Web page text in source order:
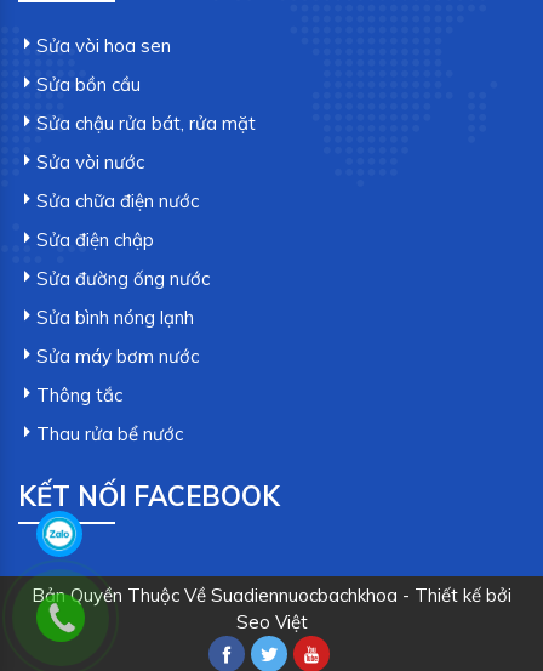
Sửa vòi hoa sen
Sửa bồn cầu
Sửa chậu rửa bát, rửa mặt
Sửa vòi nước
Sửa chữa điện nước
Sửa điện chập
Sửa đường ống nước
Sửa bình nóng lạnh
Sửa máy bơm nước
Thông tắc
Thau rửa bể nước
KẾT NỐI FACEBOOK
Bản Quyền Thuộc Về Suadiennuocbachkhoa - Thiết kế bởi
Seo Việt